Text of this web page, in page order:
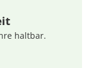
haltbar.